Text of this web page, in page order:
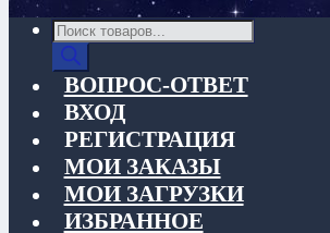
Поиск
товаров
ВОПРОС-ОТВЕТ
ВХОД
РЕГИСТРАЦИЯ
МОИ ЗАКАЗЫ
МОИ ЗАГРУЗКИ
ИЗБРАННОЕ